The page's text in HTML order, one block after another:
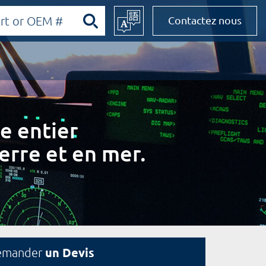
Contactez nous
entier
et en mer.
un Devis